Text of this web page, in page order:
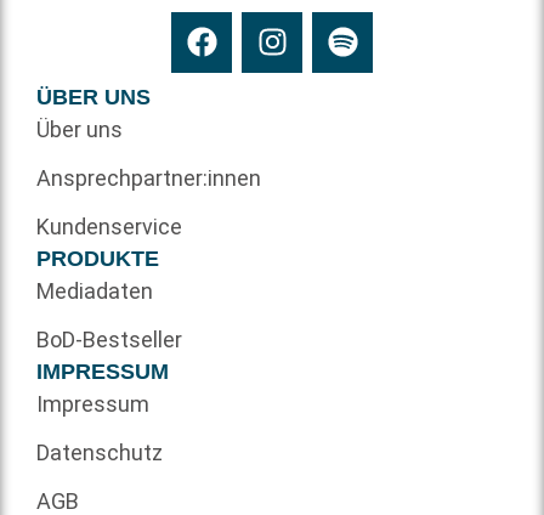
ÜBER UNS
Über uns
Ansprechpartner:innen
Kundenservice
PRODUKTE
Mediadaten
BoD-Bestseller
IMPRESSUM
Impressum
Datenschutz
AGB